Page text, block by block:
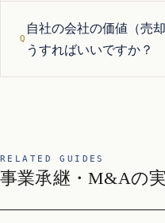
自社の会社の価値（売
うすればいいですか？
RELATED GUIDES
事業承継・M&Aの